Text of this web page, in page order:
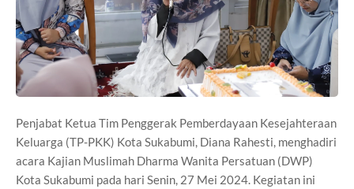
Penjabat Ketua Tim Penggerak Pemberdayaan Kesejahteraan
Keluarga (TP-PKK) Kota Sukabumi, Diana Rahesti, menghadiri
acara Kajian Muslimah Dharma Wanita Persatuan (DWP)
Kota Sukabumi pada hari Senin, 27 Mei 2024. Kegiatan ini